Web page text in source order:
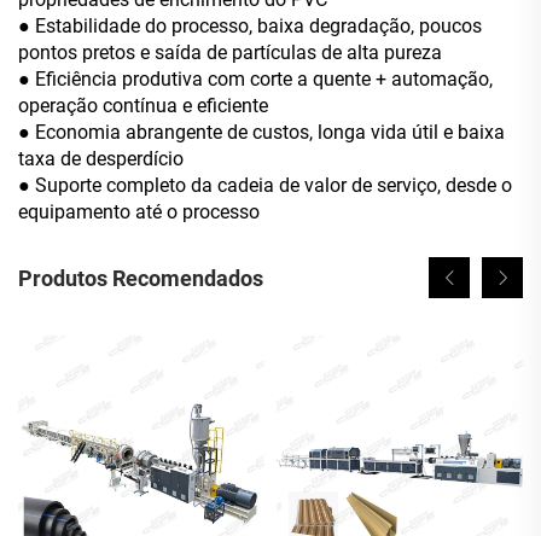
● Estabilidade do processo, baixa degradação, poucos
pontos pretos e saída de partículas de alta pureza
● Eficiência produtiva com corte a quente + automação,
operação contínua e eficiente
● Economia abrangente de custos, longa vida útil e baixa
taxa de desperdício
● Suporte completo da cadeia de valor de serviço, desde o
equipamento até o processo
Produtos Recomendados